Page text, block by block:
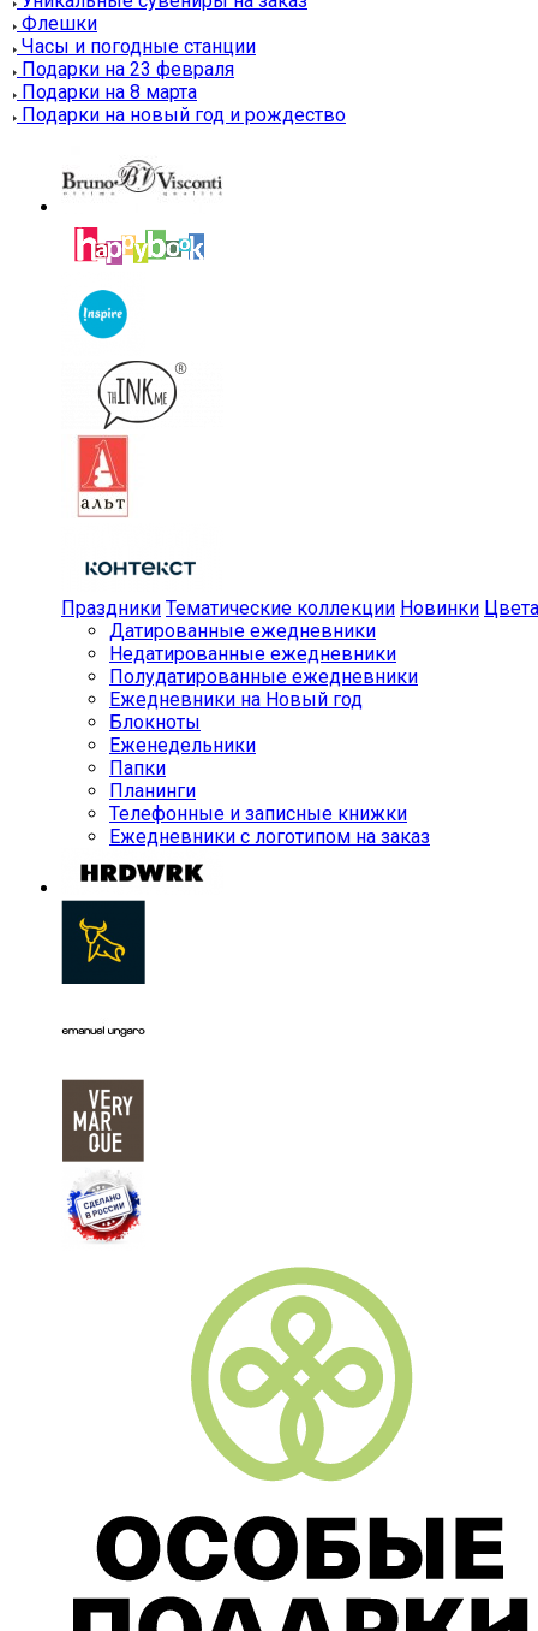
Флешки
Часы и погодные станции
Подарки на 23 февраля
Подарки на 8 марта
Подарки на новый год и рождество
Праздники Тематические коллекции Новинки Цвета
Датированные ежедневники
Недатированные ежедневники
Полудатированные ежедневники
Ежедневники на Новый год
Блокноты
Еженедельники
Папки
Планинги
Телефонные и записные книжки
Ежедневники с логотипом на заказ